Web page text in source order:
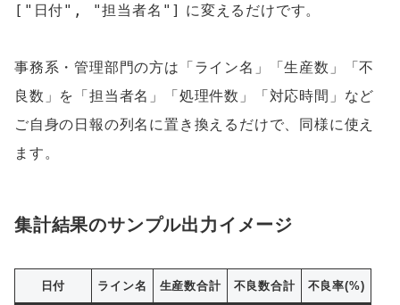
["日付", "担当者名"] に変えるだけです。
事務系・管理部門の方は「ライン名」「生産数」「不
良数」を「担当者名」「処理件数」「対応時間」など
ご自身の日報の列名に置き換えるだけで、同様に使え
ます。
集計結果のサンプル出力イメージ
日付 ライン名 生産数合計 不良数合計 不良率(%)